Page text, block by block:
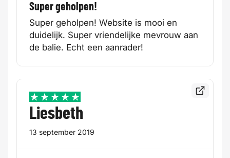
Super geholpen!
Super geholpen! Website is mooi en
duidelijk. Super vriendelijke mevrouw aan
de balie. Echt een aanrader!
5 / 5
Liesbeth
13 september 2019
Bekijk